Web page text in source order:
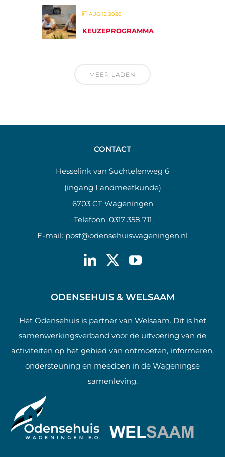
AUG 12 2026
KEUZEPROGRAMMA
MEER LADEN
CONTACT
Hesselink van Suchtelenweg 6
(ingang Landmeetkunde)
6703 CT Wageningen
Telefoon: 0317 358 711
E-mail: post@odensehuiswageningen.nl
ODENSEHUIS & WELSAAM
Het Odensehuis is partner van Welsaam. Dit is het
samenwerkingsverband voor de uitvoering van de
activiteiten op het gebied van ontmoeten, informeren,
ondersteuning en meedoen in de Wageningse
samenleving.